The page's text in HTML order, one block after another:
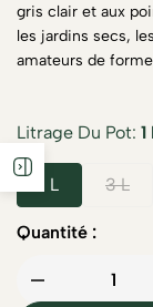
gris clair et aux
les jardins secs,
amateurs de
Litrage Du Pot 1
1 L 3 L
Quantité :